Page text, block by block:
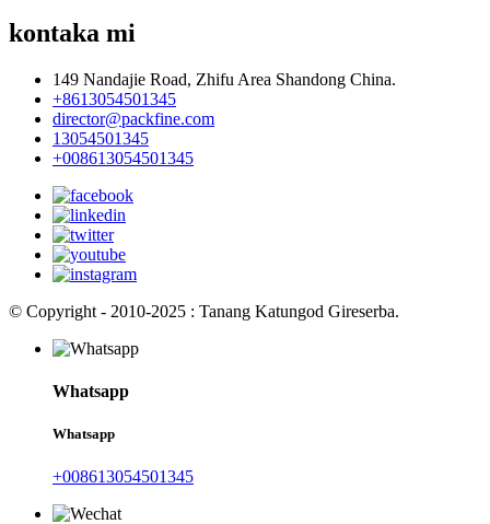
kontaka mi
149 Nandajie Road, Zhifu Area Shandong China.
+8613054501345
director@packfine.com
13054501345
+008613054501345
© Copyright - 2010-2025 : Tanang Katungod Gireserba.
Whatsapp
Whatsapp
+008613054501345